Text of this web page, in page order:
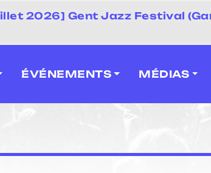
2026] Gent Jazz Festival
ÉVÉNEMENTS MÉDIAS